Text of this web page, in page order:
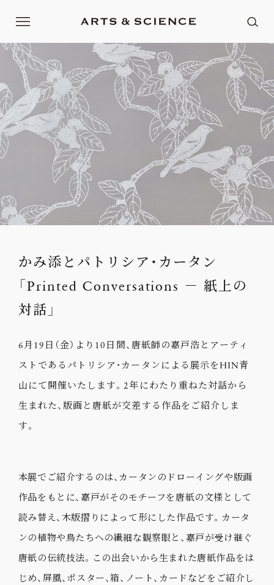
かみ添とパトリシア・カータン
「Printed Conversations － 紙上の
対話」
6月19日（金）より10日間、唐紙師の嘉戸浩とアーティ
ストであるパトリシア・カータンによる展示をHIN青
山にて開催いたします。2年にわたり重ねた対話から
生まれた、版画と唐紙が交差する作品をご紹介しま
す。
本展でご紹介するのは、カータンのドローイングや版画
作品をもとに、嘉戸がそのモチーフを唐紙の文様として
読み替え、木版摺りによって形にした作品です。カータ
ンの植物や鳥たちへの繊細な観察眼と、嘉戸が受け継ぐ
唐紙の伝統技法。この出会いから生まれた唐紙作品をは
じめ、屏風、ポスター、箱、ノート、カードなどをご紹介し